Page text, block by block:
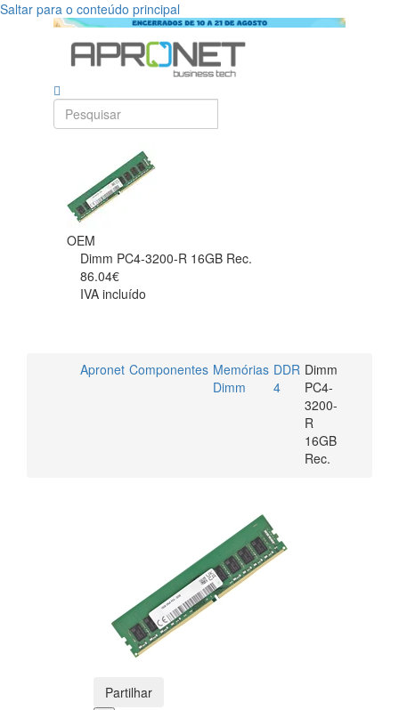
Saltar para o conteúdo principal
OEM
Dimm PC4-3200-R 16GB Rec.
86.04€
IVA incluído
Apronet Componentes Memórias
Dimm
DDR
4
Dimm
PC4-
3200-
R
16GB
Rec.
Partilhar